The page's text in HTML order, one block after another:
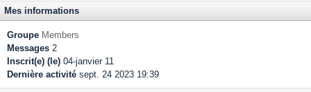
Mes informations
Groupe Members
Messages 2
Inscrit(e) (le) 04-janvier 11
Dernière activité sept. 24 2023 19:39